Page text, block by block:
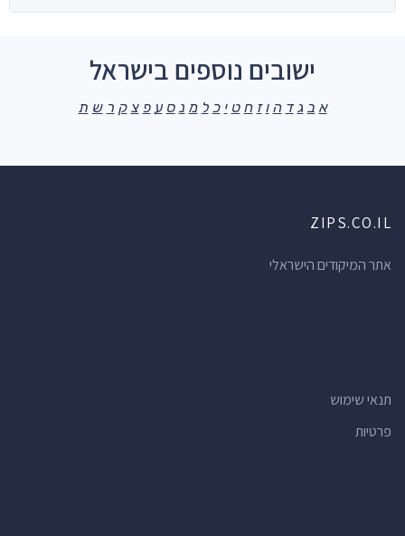
ישובים נוספים בישראל
א ב ג ד ה ו ז ח ט י כ ל מ נ ס ע פ צ ק ר ש ת
ZIPS.CO.IL
אתר המיקודים הישראלי
תנאי שימוש
פרטיות